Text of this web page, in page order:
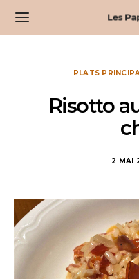
Les
PLATS
Risotto
2 MAI